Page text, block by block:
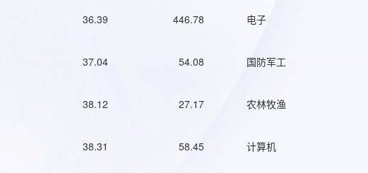
36.39 446.78 电子
37.04 54.08 国防军工
38.12 27.17 农林牧渔
38.31 58.45 计算机